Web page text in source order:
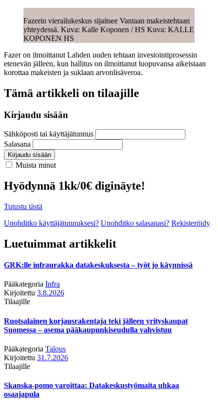
Fazerin vierailukeskus sijaitsee Vantaan makeistehtaan
yhteydessä. Kuva: Kalle Koponen / HS Kuva: KALLE
KOPONEN HS
Fazer on ilmoittanut Lahden uuden tehtaan investointiprosessin
etenevän jälleen, kun hallitus on ilmoittanut luopuvansa aikeistaan
korottaa makeisten ja suklaan arvonlisäveroa.
Tämä artikkeli on tilaajille
Kirjaudu sisään
Sähköposti tai käyttäjätunnus
Salasana
Kirjaudu sisään
Muista minut
Hyödynnä 1kk/0€ diginäyte!
Tutustu tästä
Unohditko käyttäjätunnuksesi? Unohditko salasanasi? Rekisteröidy
Luetuimmat artikkelit
GRK:lle infraurakka datakeskuksesta – työt jo käynnissä
Pääkategoria Infra
Kirjoitettu 3.8.2026
Tilaajille
Ruotsalainen korjausrakentaja teki jälleen yrityskaupat
Suomessa – asema pääkaupunkiseudulla vahvistuu
Pääkategoria Talous
Kirjoitettu 31.7.2026
Tilaajille
Skanska-pomo varoittaa: Datakeskustyömaita uhkaa
osaajapula